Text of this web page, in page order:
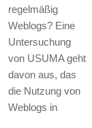
regelmäßig
Weblogs? Eine
Untersuchung
von USUMAgeht
davon aus, das
die Nutzung von
Weblogs in